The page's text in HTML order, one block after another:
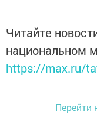
Читайте
национальном
https://max.ru/
Перейти